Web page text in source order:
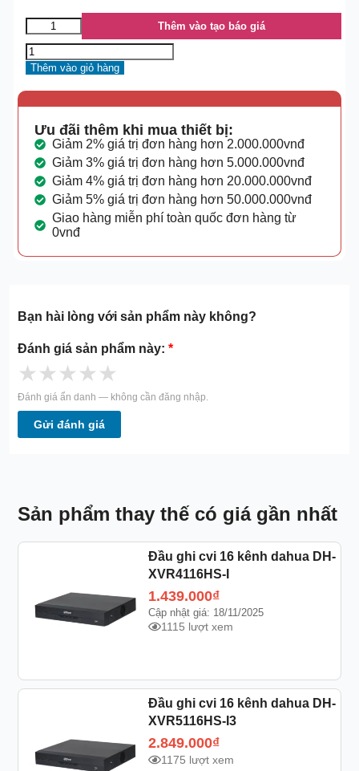
Thêm vào tạo báo giá
Thêm vào giỏ hàng
Ưu đãi thêm khi mua thiết bị:
Giảm 2% giá trị đơn hàng hơn 2.000.000vnđ
Giảm 3% giá trị đơn hàng hơn 5.000.000vnđ
Giảm 4% giá trị đơn hàng hơn 20.000.000vnđ
Giảm 5% giá trị đơn hàng hơn 50.000.000vnđ
Giao hàng miễn phí toàn quốc đơn hàng từ
0vnđ
Bạn hài lòng với sản phẩm này không?
Đánh giá sản phẩm này:*
★★★★★
Đánh giá ẩn danh — không cần đăng nhập.
Gửi đánh giá
Sản phẩm thay thế có giá gần nhất
Đầu ghi cvi 16 kênh dahua DH-
XVR4116HS-I
1.439.000₫
Cập nhật giá: 18/11/2025
1115 lượt xem
Đầu ghi cvi 16 kênh dahua DH-
XVR5116HS-I3
2.849.000₫
1175 lượt xem